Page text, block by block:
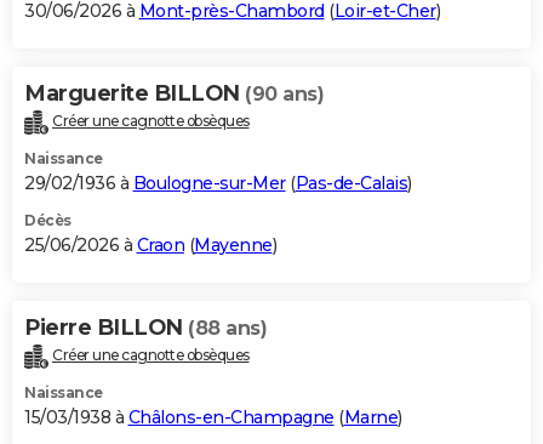
30/06/2026 à Mont-près-Chambord (Loir-et-Cher)
Marguerite BILLON (90 ans)
Créer une cagnotte obsèques
Naissance
29/02/1936 à Boulogne-sur-Mer(Pas-de-Calais)
Décès
25/06/2026 à Craon (Mayenne)
Pierre BILLON (88 ans)
Créer une cagnotte obsèques
Naissance
15/03/1938 à Châlons-en-Champagne (Marne)